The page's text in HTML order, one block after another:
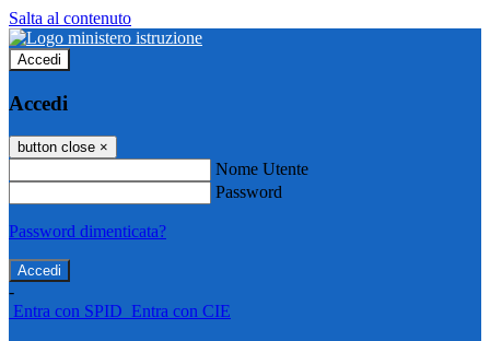
Salta al contenuto
Accedi
Accedi
button close ×
Nome Utente
Password
Password dimenticata?
-
Entra con SPID Entra con CIE